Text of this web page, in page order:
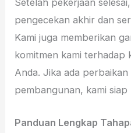
pengecekan akhir dan
Kami juga memberikan
komitmen kami terhadap
Anda. Jika ada
pembangunan, kami
Panduan Lengkap